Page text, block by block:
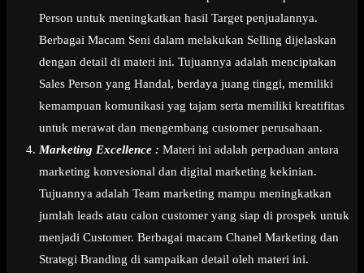
Person untuk meningkatkan hasil Target penjualannya.
Berbagai Macam Seni dalam melakukan Selling dijelaskan
dengan detail di materi ini. Tujuannya adalah menciptakan
Sales Person yang Handal, berdaya juang tinggi, memiliki
kemampuan komunikasi yag tajam serta memiliki kreatifitas
untuk merawat dan mengembang customer perusahaan.
Marketing Excellence : Materi ini adalah perpaduan antara
marketing konvesional dan digital marketing kekinian.
Tujuannya adalah Team marketing mampu meningkatkan
jumlah leads atau calon customer yang siap di prospek untuk
menjadi Customer. Berbagai macam Chanel Marketing dan
Strategi Branding di sampaikan detail oleh materi ini.